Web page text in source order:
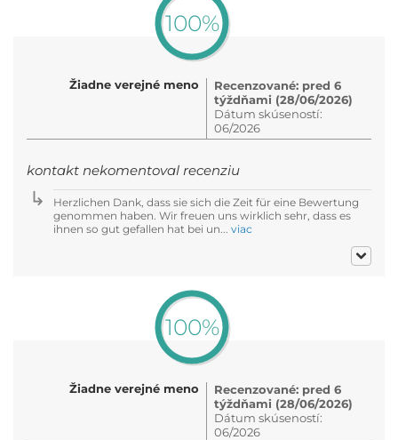
100%
Žiadne verejné meno
Recenzované: pred 6
týždňami (28/06/2026)
Dátum skúseností:
06/2026
kontakt nekomentoval recenziu
Herzlichen Dank, dass sie sich die Zeit für eine Bewertung
genommen haben. Wir freuen uns wirklich sehr, dass es
ihnen so gut gefallen hat bei un... viac
100%
Žiadne verejné meno
Recenzované: pred 6
týždňami (28/06/2026)
Dátum skúseností:
06/2026